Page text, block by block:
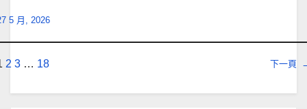
5 月, 2026
2 3 … 18 下一頁